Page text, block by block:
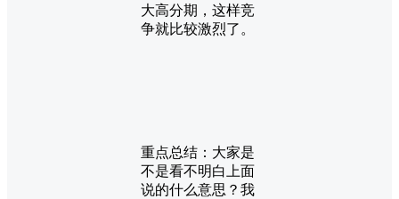
大高分期，这样竞
争就比较激烈了。
重点总结：大家是
不是看不明白上面
说的什么意思？我